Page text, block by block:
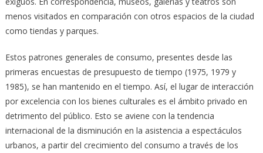
menos visitados en comparación con otros espacios de la ciudad
como tiendas y parques.
Estos patrones generales de consumo, presentes desde las
primeras encuestas de presupuesto de tiempo (1975, 1979 y
1985), se han mantenido en el tiempo. Así, el lugar de interacción
por excelencia con los bienes culturales es el ámbito privado en
detrimento del público. Esto se aviene con la tendencia
internacional de la disminución en la asistencia a espectáculos
urbanos, a partir del crecimiento del consumo a través de los